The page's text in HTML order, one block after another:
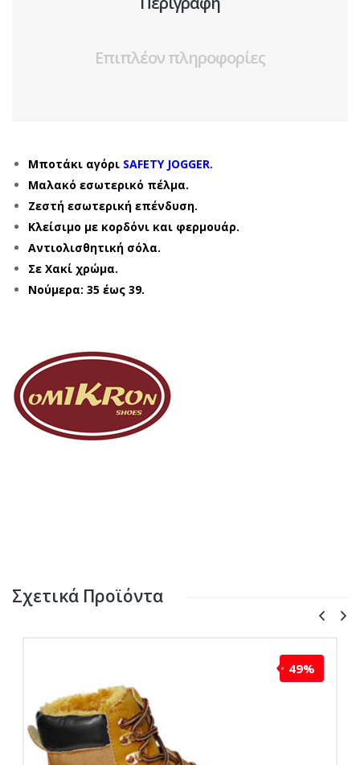
Επιπλέον πληροφορίες
Μποτάκι αγόρι SAFETY JOGGER.
Μαλακό εσωτερικό πέλμα.
Ζεστή εσωτερική επένδυση.
Κλείσιμο με κορδόνι και φερμουάρ.
Αντιολισθητική σόλα.
Σε Χακί χρώμα.
Νούμερα: 35 έως 39.
Σχετικά Προϊόντα
49%